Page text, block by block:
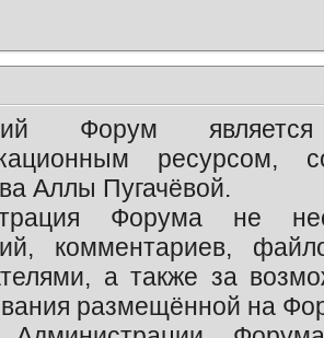
Форум является
ресурсом,
Аллы Пугачёвой.
Форума не
комментариев,
а также за
размещённой на